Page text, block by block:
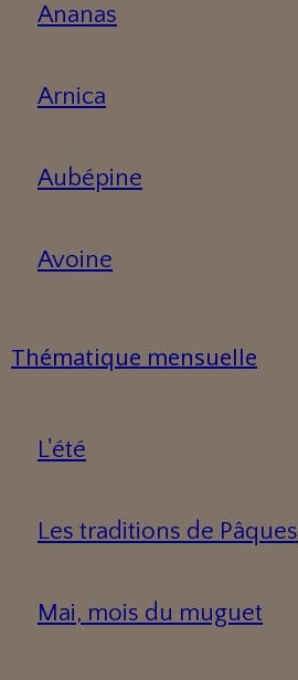
Ananas
Arnica
Aubépine
Avoine
Thématique mensuelle
L'été
Les traditions de Pâques
Mai, mois du muguet